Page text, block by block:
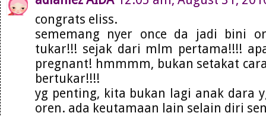
congrats eliss.
sememang nyer once da jadi bini
tukar!!! sejak dari mlm pertama!!!!
pregnant! hmmmm, bukan setakat
bertukar!!!!
yg penting, kita bukan lagi anak dara
oren. ada keutamaan lain selain diri